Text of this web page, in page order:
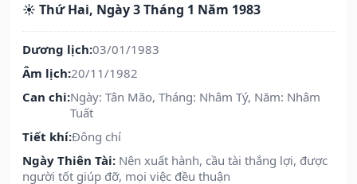
☀️ Thứ Hai, Ngày 3 Tháng 1 Năm 1983
Dương lịch:03/01/1983
Âm lịch:20/11/1982
Can chi:Ngày: Tân Mão, Tháng: Nhâm Tý, Năm: Nhâm
Tuất
Tiết khí:Đông chí
Ngày Thiên Tài: Nên xuất hành, cầu tài thắng lợi, được
người tốt giúp đỡ, mọi việc đều thuận